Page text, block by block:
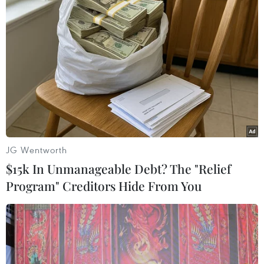
gặp phải những vấn đề cần cân nhắc và cần có
biện pháp chế tài đảm bảo sự hài hòa các vùng
phân khu chức năng trong đô thị và phát triển
bền vững.
Một góc Đà Nẵng. (Ảnh: Nguyễn Sơn/TTXVN)
JG Wentworth
$15k In Unmanageable Debt? The "Relief
Program" Creditors Hide From You